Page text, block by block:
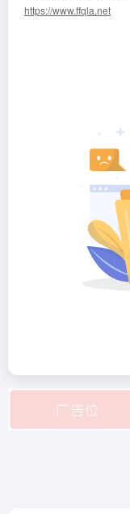
https://www.ffqla.net